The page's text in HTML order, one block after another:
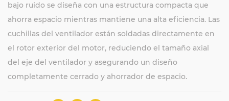
bajo ruido se diseña con una estructura compacta que
ahorra espacio mientras mantiene una alta eficiencia. Las
cuchillas del ventilador están soldadas directamente en
el rotor exterior del motor, reduciendo el tamaño axial
del eje del ventilador y asegurando un diseño
completamente cerrado y ahorrador de espacio.